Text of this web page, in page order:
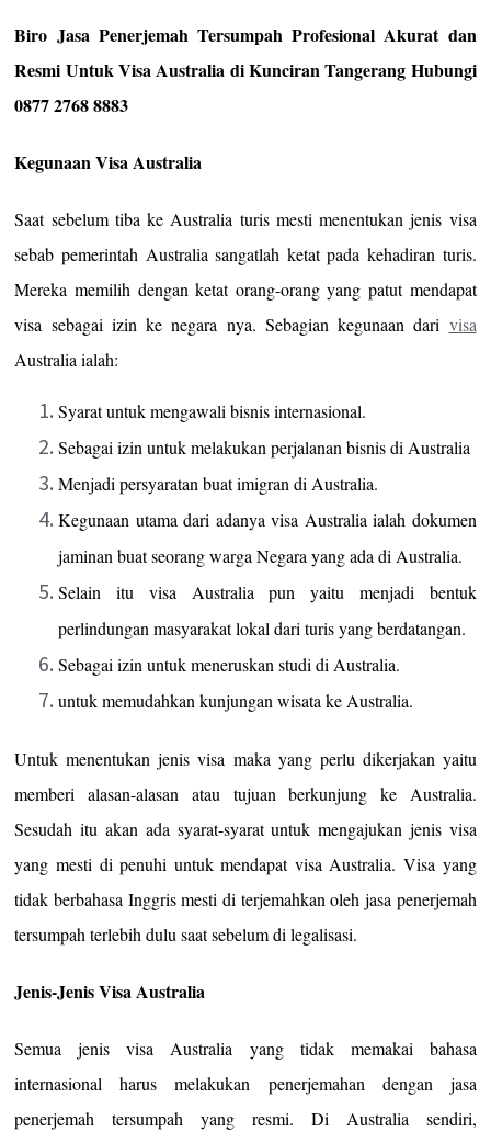
Biro Jasa Penerjemah Tersumpah Profesional Akurat dan
Resmi Untuk Visa Australia di Kunciran Tangerang Hubungi
0877 2768 8883
Kegunaan Visa Australia
Saat sebelum tiba ke Australia turis mesti menentukan jenis visa
sebab pemerintah Australia sangatlah ketat pada kehadiran turis.
Mereka memilih dengan ketat orang-orang yang patut mendapat
visa sebagai izin ke negara nya. Sebagian kegunaan dari visa
Australia ialah:
Syarat untuk mengawali bisnis internasional.
Sebagai izin untuk melakukan perjalanan bisnis di Australia
Menjadi persyaratan buat imigran di Australia.
Kegunaan utama dari adanya visa Australia ialah dokumen
jaminan buat seorang warga Negara yang ada di Australia.
Selain itu visa Australia pun yaitu menjadi bentuk
perlindungan masyarakat lokal dari turis yang berdatangan.
Sebagai izin untuk meneruskan studi di Australia.
untuk memudahkan kunjungan wisata ke Australia.
Untuk menentukan jenis visa maka yang perlu dikerjakan yaitu
memberi alasan-alasan atau tujuan berkunjung ke Australia.
Sesudah itu akan ada syarat-syarat untuk mengajukan jenis visa
yang mesti di penuhi untuk mendapat visa Australia. Visa yang
tidak berbahasa Inggris mesti di terjemahkan oleh jasa penerjemah
tersumpah terlebih dulu saat sebelum di legalisasi.
Jenis-Jenis Visa Australia
Semua jenis visa Australia yang tidak memakai bahasa
internasional harus melakukan penerjemahan dengan jasa
penerjemah tersumpah yang resmi. Di Australia sendiri,